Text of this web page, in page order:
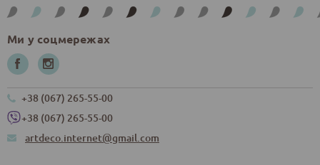
Ми у соцмережах
+38 (067) 265-55-00
+38 (067) 265-55-00
artdeco.internet@gmail.com